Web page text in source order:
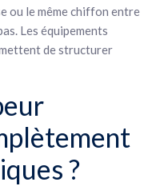
ou le même chiffon entre
Les équipements
de structurer
?